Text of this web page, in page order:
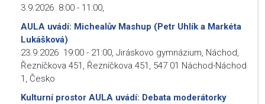
3.9.2026 8:00 - 11:00,
AULA uvádí: Michealův Mashup (Petr Uhlík a Markéta
Lukášková)
23.9.2026 19:00 - 21:00, Jiráskovo gymnázium, Náchod,
Řezníčkova 451, Řezníčkova 451, 547 01 Náchod-Náchod
1, Česko
Kulturní prostor AULA uvádí: Debata moderátorky